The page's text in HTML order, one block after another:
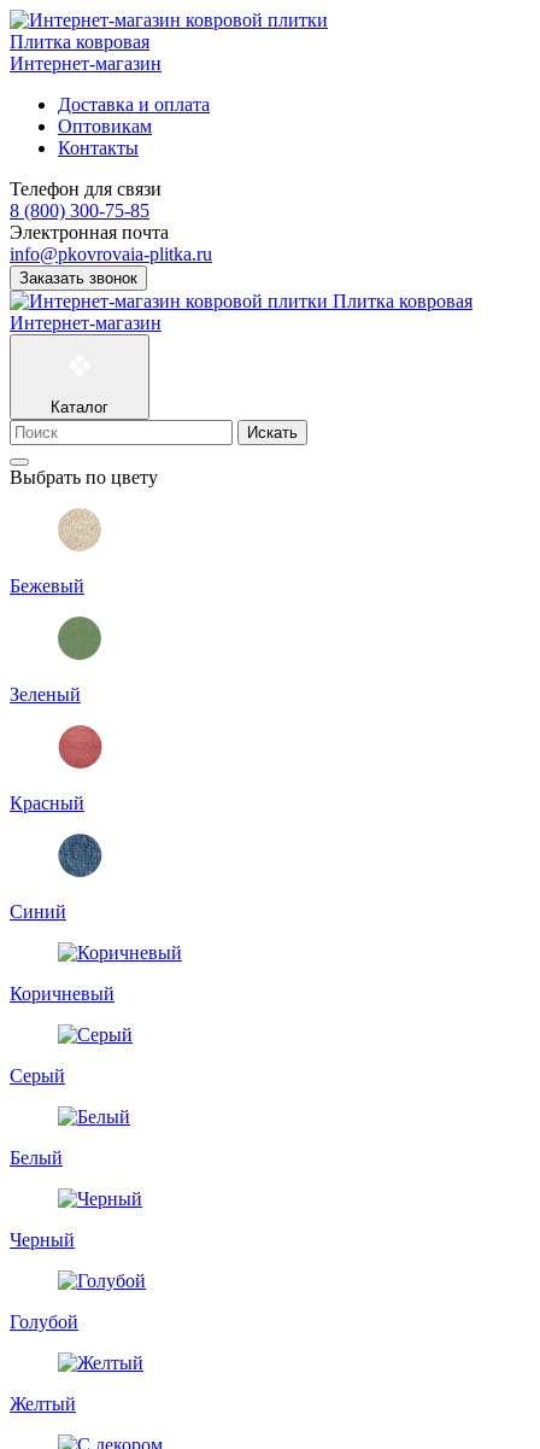
Плитка ковровая
Интернет-магазин
Доставка и оплата
Оптовикам
Контакты
Телефон для связи
8 (800) 300-75-85
Электронная почта
info@pkovrovaia-plitka.ru
Заказать звонок
Плитка ковровая
Интернет-магазин
Каталог
Искать
Выбрать по цвету
Бежевый
Зеленый
Красный
Синий
Коричневый
Серый
Белый
Черный
Голубой
Желтый